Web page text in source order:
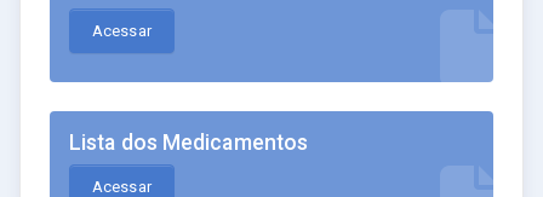
Acessar
Lista dos Medicamentos
Acessar